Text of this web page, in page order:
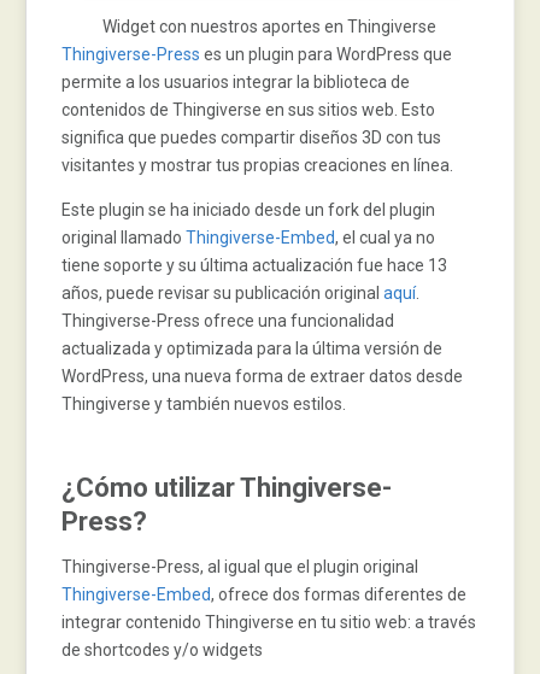
Widget con nuestros aportes en Thingiverse
Thingiverse-Press es un plugin para WordPress que
permite a los usuarios integrar la biblioteca de
contenidos de Thingiverse en sus sitios web. Esto
significa que puedes compartir diseños 3D con tus
visitantes y mostrar tus propias creaciones en línea.
Este plugin se ha iniciado desde un fork del plugin
original llamadoThingiverse-Embed, el cual ya no
tiene soporte y su última actualización fue hace 13
años, puede revisar su publicación originalaquí.
Thingiverse-Press ofrece una funcionalidad
actualizada y optimizada para la última versión de
WordPress, una nueva forma de extraer datos desde
Thingiverse y también nuevos estilos.
¿Cómo utilizar Thingiverse-
Press?
Thingiverse-Press, al igual que el plugin original
Thingiverse-Embed, ofrece dos formas diferentes de
integrar contenido Thingiverse en tu sitio web: a través
de shortcodes y/o widgets